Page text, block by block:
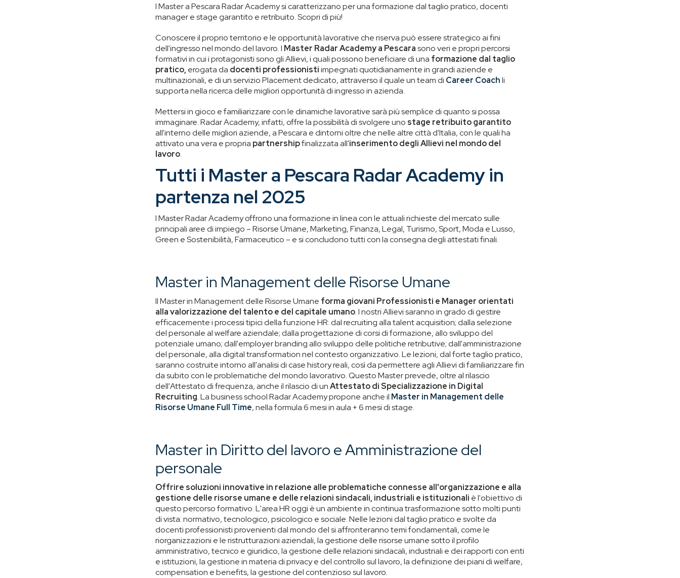
I Master a Pescara Radar Academy si caratterizzano per una formazione dal taglio pratico, docenti
manager e stage garantito e retribuito. Scopri di più!
Conoscere il proprio territorio e le opportunità lavorative che riserva può essere strategico ai fini
dell'ingresso nel mondo del lavoro. I Master Radar Academy a Pescarasono veri e propri percorsi
formativi in cui i protagonisti sono gli Allievi, i quali possono beneficiare di una formazione dal taglio
pratico, erogata da docenti professionistiimpegnati quotidianamente in grandi aziende e
multinazionali, e di un servizio Placement dedicato, attraverso il quale un team di Career Coachli
supporta nella ricerca delle migliori opportunità di ingresso in azienda.
Mettersi in gioco e familiarizzare con le dinamiche lavorative sarà più semplice di quanto si possa
immaginare. Radar Academy, infatti, offre la possibilità di svolgere uno stage retribuito garantito
all'interno delle migliori aziende, a Pescara e dintorni oltre che nelle altre città d'Italia, con le quali ha
attivato una vera e propria partnershipfinalizzata all'inserimento degli Allievi nel mondo del
lavoro.
Tutti i Master a Pescara Radar Academy in
partenza nel 2025
I Master Radar Academy offrono una formazione in linea con le attuali richieste del mercato sulle
principali aree di impiego – Risorse Umane, Marketing, Finanza, Legal, Turismo, Sport, Moda e Lusso,
Green e Sostenibilità, Farmaceutico – e si concludono tutti con la consegna degli attestati finali.
Master in Management delle Risorse Umane
Il Master in Management delle Risorse Umane forma giovani Professionisti e Manager orientati
alla valorizzazione del talento e del capitale umano. I nostri Allievi saranno in grado di gestire
efficacemente i processi tipici della funzione HR: dal recruiting alla talent acquisition; dalla selezione
del personale al welfare aziendale; dalla progettazione di corsi di formazione, allo sviluppo del
potenziale umano; dall'employer branding allo sviluppo delle politiche retributive; dall'amministrazione
del personale, alla digital transformation nel contesto organizzativo. Le lezioni, dal forte taglio pratico,
saranno costruite intorno all'analisi di case history reali, così da permettere agli Allievi di familiarizzare fin
da subito con le problematiche del mondo lavorativo. Questo Master prevede, oltre al rilascio
dell'Attestato di frequenza, anche il rilascio di unAttestato di Specializzazione in Digital
Recruiting. La business school Radar Academy propone anche il Master in Management delle
Risorse Umane Full Time, nella formula 6 mesi in aula + 6 mesi di stage.
Master in Diritto del lavoro e Amministrazione del
personale
Offrire soluzioni innovative in relazione alle problematiche connesse all'organizzazione e alla
gestione delle risorse umane e delle relazioni sindacali, industriali e istituzionali è l'obiettivo di
questo percorso formativo. L'area HR oggi è un ambiente in continua trasformazione sotto molti punti
di vista: normativo, tecnologico, psicologico e sociale. Nelle lezioni dal taglio pratico e svolte da
docenti professionisti provenienti dal mondo del si affronteranno temi fondamentali, come le
riorganizzazioni e le ristrutturazioni aziendali, la gestione delle risorse umane sotto il profilo
amministrativo, tecnico e giuridico, la gestione delle relazioni sindacali, industriali e dei rapporti con enti
e istituzioni, la gestione in materia di privacy e del controllo sul lavoro, la definizione dei piani di welfare,
compensation e benefits, la gestione del contenzioso sul lavoro.